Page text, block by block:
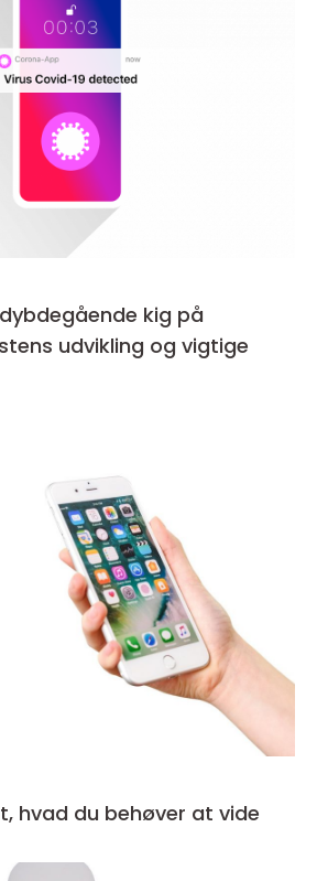
kig på
udvikling og vigtige
hvad du behøver at vide